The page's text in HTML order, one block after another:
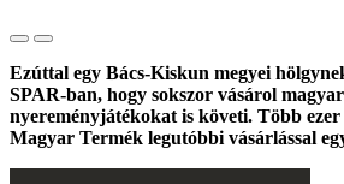
Ezúttal egy Bács-Kiskun megyei
SPAR-ban, hogy sokszor vásárol
nyereményjátékokat is követi. Több
Magyar Termék legutóbbi vásárlással